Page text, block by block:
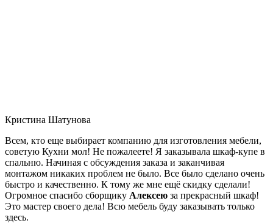
Кристина Шатунова
Всем, кто еще выбирает компанию для изготовления мебели,
советую Кухни мол! Не пожалеете! Я заказывала шкаф-купе в
спальню. Начиная с обсуждения заказа и заканчивая
монтажом никаких проблем не было. Все было сделано очень
быстро и качественно. К тому же мне ещё скидку сделали!
Огромное спасибо сборщику Алексею за прекрасный шкаф!
Это мастер своего дела! Всю мебель буду заказывать только
здесь.